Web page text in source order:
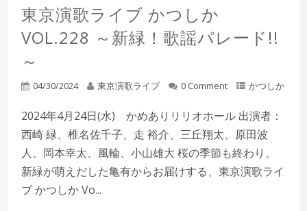
東京演歌ライブ かつしか
VOL.228 ～新緑！歌謡パレード!!
～
04/30/2024 東京演歌ライブ 0 Comment かつしか
2024年4月24日(水) かめありリリオホール 出演者：
西崎 緑、椎名佐千子、走 裕介、三丘翔太、原田波
人、岡本幸太、風輪、小山雄大 桜の季節も終わり、
新緑が萌えだした亀有からお届けする、東京演歌ライ
ブ かつしか Vo...